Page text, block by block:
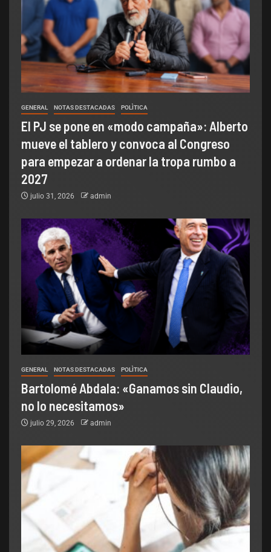
GENERAL NOTAS DESTACADAS POLÌTICA
El PJ se pone en «modo campaña»: Alberto
mueve el tablero y convoca al Congreso
para empezar a ordenar la tropa rumbo a
2027
julio 31, 2026 admin
GENERAL NOTAS DESTACADAS POLÌTICA
Bartolomé Abdala: «Ganamos sin Claudio,
no lo necesitamos»
julio 29, 2026 admin